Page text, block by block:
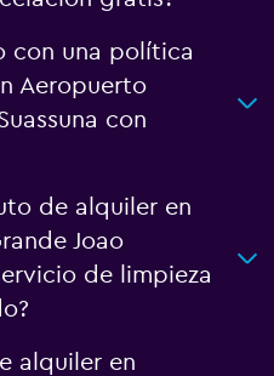
con una política
Aeropuerto
con
de alquiler en
Joao
de limpieza
alquiler en